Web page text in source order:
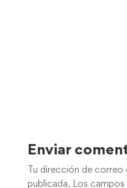
Enviar
Tu dirección de
publicada. Los